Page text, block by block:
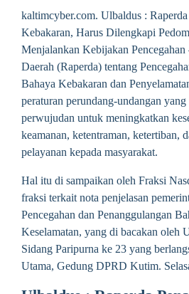
kaltimcyber.com. Ulbaldus :
Kebakaran, Harus Dilengkapi
Menjalankan Kebijakan Pencegahan
Daerah (Raperda) tentang
Bahaya Kebakaran dan
peraturan perundang-undangan
perwujudan untuk meningkatkan
keamanan, ketentraman, ketertiban,
pelayanan kepada masyarakat.
Hal itu di sampaikan oleh Fraksi
fraksi terkait nota penjelasan
Pencegahan dan Penanggulangan
Keselamatan, yang di bacakan oleh
Sidang Paripurna ke 23 yang
Utama, Gedung DPRD Kutim.